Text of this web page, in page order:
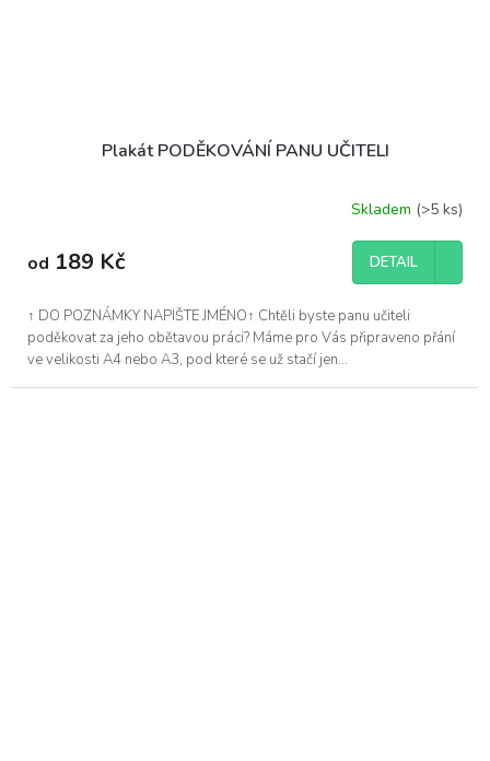
Plakát PODĚKOVÁNÍ PANU UČITELI
Skladem (>5 ks)
od 189 Kč DETAIL
↑ DO POZNÁMKY NAPIŠTE JMÉNO↑ Chtěli byste panu učiteli
poděkovat za jeho obětavou práci? Máme pro Vás připraveno přání
ve velikosti A4 nebo A3, pod které se už stačí jen...